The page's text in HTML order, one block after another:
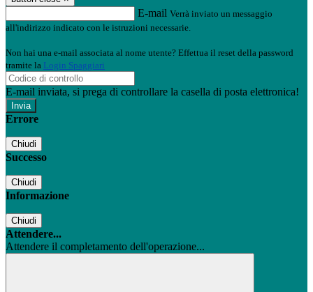
E-mail Verrà inviato un messaggio
all'indirizzo indicato con le istruzioni necessarie.
Non hai una e-mail associata al nome utente? Effettua il reset della password
tramite la Login Spaggiari
E-mail inviata, si prega di controllare la casella di posta elettronica!
Errore
Chiudi
Successo
Chiudi
Informazione
Chiudi
Attendere...
Attendere il completamento dell'operazione...